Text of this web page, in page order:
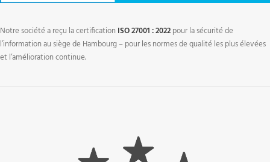
Notre société a reçu la certification ISO 27001 : 2022pour la sécurité de
l’information au siège de Hambourg – pour les normes de qualité les plus élevées
et l’amélioration continue.